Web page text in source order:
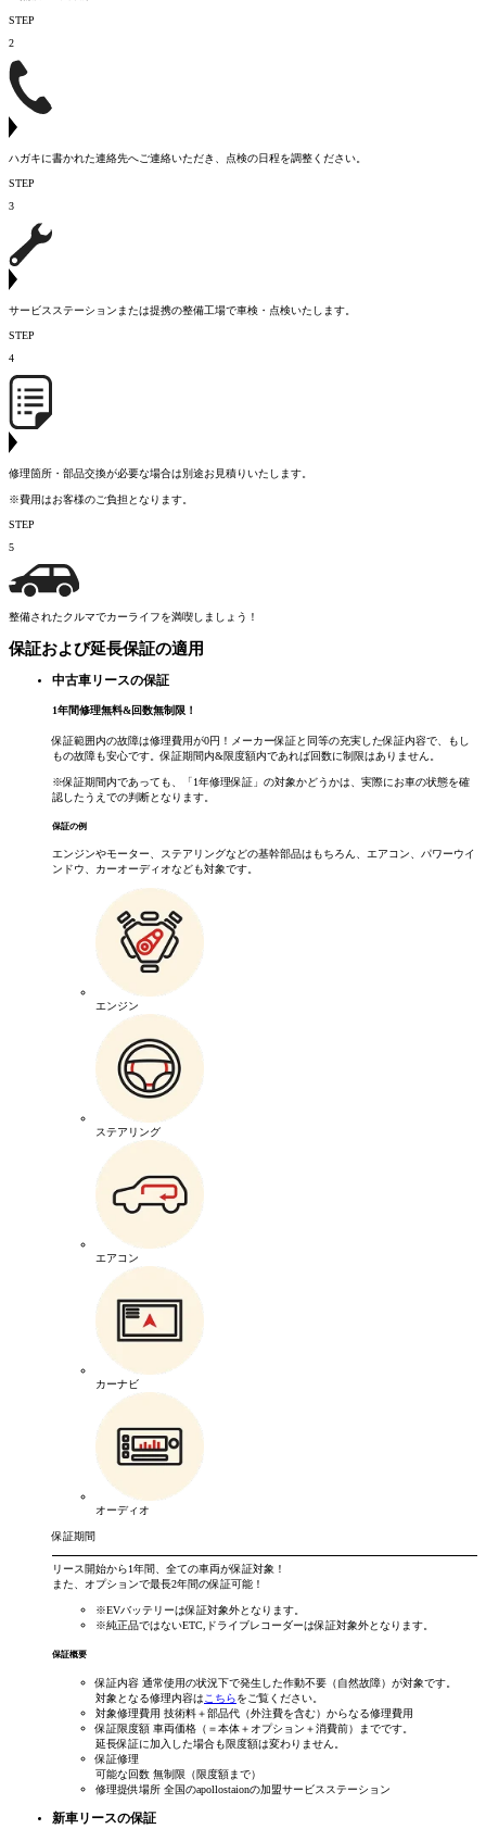
STEP
2
ハガキに書かれた連絡先へご連絡いただき、点検の日程を調整ください。
STEP
3
サービスステーションまたは提携の整備工場で車検・点検いたします。
STEP
4
修理箇所・部品交換が必要な場合は別途お見積りいたします。
※費用はお客様のご負担となります。
STEP
5
整備されたクルマでカーライフを満喫しましょう！
保証および延長保証の適用
中古車リースの保証
1年間修理無料&回数無制限！
保証範囲内の故障は修理費用が0円！メーカー保証と同等の充実した保証内容で、もし
もの故障も安心です。保証期間内&限度額内であれば回数に制限はありません。
※保証期間内であっても、「1年修理保証」の対象かどうかは、実際にお車の状態を確
認したうえでの判断となります。
保証の例
エンジンやモーター、ステアリングなどの基幹部品はもちろん、エアコン、パワーウイ
ンドウ、カーオーディオなども対象です。
エンジン
ステアリング
エアコン
カーナビ
オーディオ
保証期間
リース開始から1年間、全ての車両が保証対象！
また、オプションで最長2年間の保証可能！
※EVバッテリーは保証対象外となります。
※純正品ではないETC,ドライブレコーダーは保証対象外となります。
保証概要
保証内容 通常使用の状況下で発生した作動不要（自然故障）が対象です。
対象となる修理内容は こちらをご覧ください。
対象修理費用 技術料＋部品代（外注費を含む）からなる修理費用
保証限度額 車両価格（＝本体＋オプション＋消費前）までです。
延長保証に加入した場合も限度額は変わりません。
保証修理
可能な回数 無制限（限度額まで）
修理提供場所 全国のapollostaionの加盟サービスステーション
新車リースの保証